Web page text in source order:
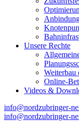
Unsere Rechte
Weiterbau
Online-
Videos &
info@nordzubringer-
info@nordzubringer-